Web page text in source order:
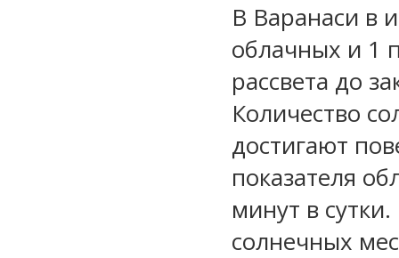
В Варанаси в
облачных и 1
рассвета до
Количество
достигают
показателя
минут в
солнечных